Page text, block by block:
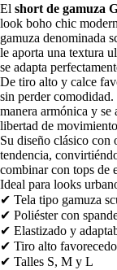
El short de gamuza
look boho chic
gamuza denominada
le aporta una textura
se adapta
De tiro alto y calce
sin perder
manera armónica y se
libertad de
Su diseño clásico con
tendencia,
combinar con tops de
Ideal para looks
✔ Tela tipo gamuza
✔ Poliéster con
✔ Elastizado y
✔ Tiro alto
✔ Talles S, M y L